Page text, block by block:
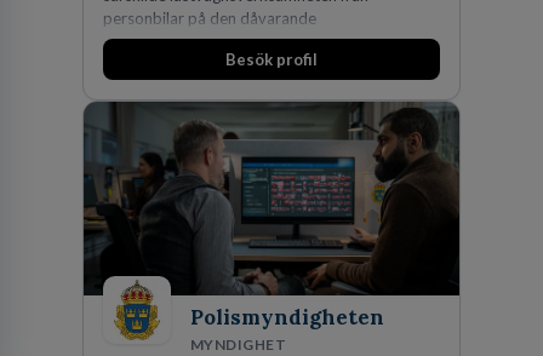
personbilar på den dåvarande
huvudanläggningen i Värnamo. Sedan dess har
man expanderat kraftigt genom ett antal
den största privata återförsäljaren av Volvo
Lastvagnar och finns representerade på 20
orter i södra Sverige.
Besök profil
Polismyndigheten
MYNDIGHET